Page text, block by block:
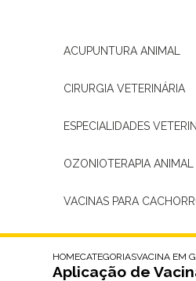
ACUPUNTURA ANIMAL
CIRURGIA VETERINÁRIA
ESPECIALIDADES
OZONIOTERAPIA ANIMAL
VACINAS PARA
HOMECATEGORIASVACINA EM
Aplicação de